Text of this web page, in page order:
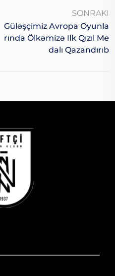
SONRAKI
Güləşçimiz Avropa Oyunla
Rında Ölkəmizə Ilk Qızıl Me
Dalı Qazandırıb